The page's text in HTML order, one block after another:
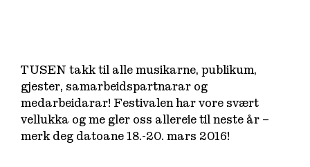
TUSEN takk til alle musikarne, publikum,
gjester, samarbeidspartnarar og
medarbeidarar! Festivalen har vore svært
vellukka og me gler oss allereie til neste år –
merk deg datoane 18.-20. mars 2016!